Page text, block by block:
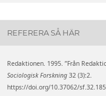
REFERERA SÅ HÄR
Redaktionen. 1995. ”Från
Sociologisk Forskning 32 (3):2.
https://doi.org/10.37062/